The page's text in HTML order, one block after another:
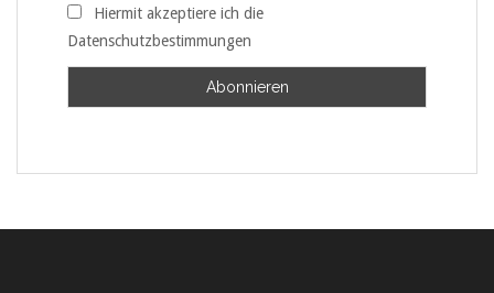
Hiermit akzeptiere ich die
Datenschutzbestimmungen